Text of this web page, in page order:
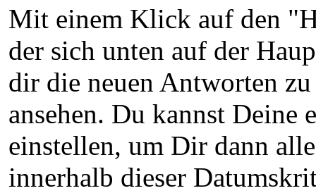
Mit einem Klick auf den
der sich unten auf der
dir die neuen Antworten
ansehen. Du kannst Deine
einstellen, um Dir dann
innerhalb dieser